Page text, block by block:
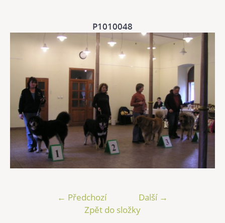
P1010048
← Předchozí
Další →
Zpět do složky